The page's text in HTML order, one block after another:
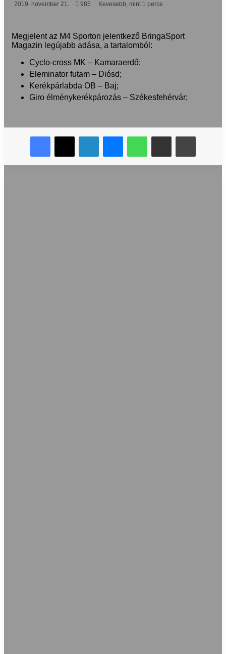
2019. november 21. 985 Kevesebb, mint 1 perce
Megjelent az M4 Sporton jelentkező BringaSport
Magazin legújabb adása, a tartalomból:
Cyclo-cross MK – Kamaraerdő;
Eleminator futam – Diósd;
Kerékpárlabda OB – Baj;
Giro élménykerékpározás – Székesfehérvár;
Facebook
X LinkedInMessengerWhatsApp
Megosztás email-ben